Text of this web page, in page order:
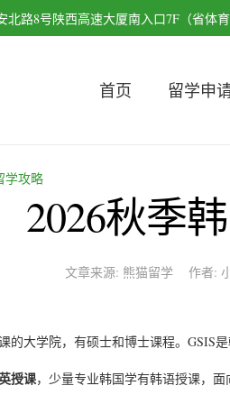
北路8号陕西高速大厦南入口7F（省体
首页 留学申
学攻略
2026秋季
文章来源: 熊猫留学 作者:
的大学院，有硕士和博士课程。GSIS
授课，少量专业韩国学有韩语授课，